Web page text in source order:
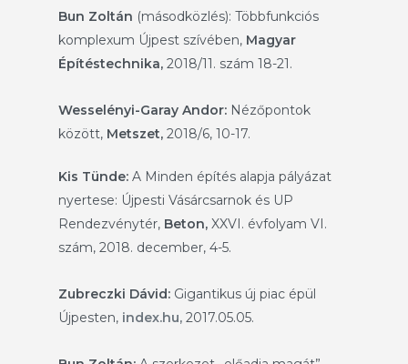
Bun Zoltán (másodközlés): Többfunkciós
komplexum Újpest szívében, Magyar
Építéstechnika, 2018/11. szám 18-21.
Wesselényi-Garay Andor: Nézőpontok
között, Metszet, 2018/6, 10-17.
Kis Tünde: A Minden építés alapja pályázat
nyertese: Újpesti Vásárcsarnok és UP
Rendezvénytér, Beton, XXVI. évfolyam VI.
szám, 2018. december, 4-5.
Zubreczki Dávid: Gigantikus új piac épül
Újpesten, index.hu, 2017.05.05.